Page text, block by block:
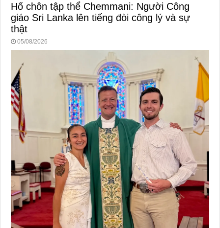
Hố chôn tập thể Chemmani: Người Công
giáo Sri Lanka lên tiếng đòi công lý và sự
thật
05/08/2026